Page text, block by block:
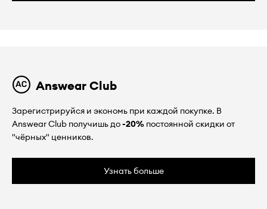
Answear Club
Зарегистрируйся и экономь при каждой покупке. В
Answear Club получишь до-20% постоянной скидки от
"чёрных" ценников.
Узнать больше